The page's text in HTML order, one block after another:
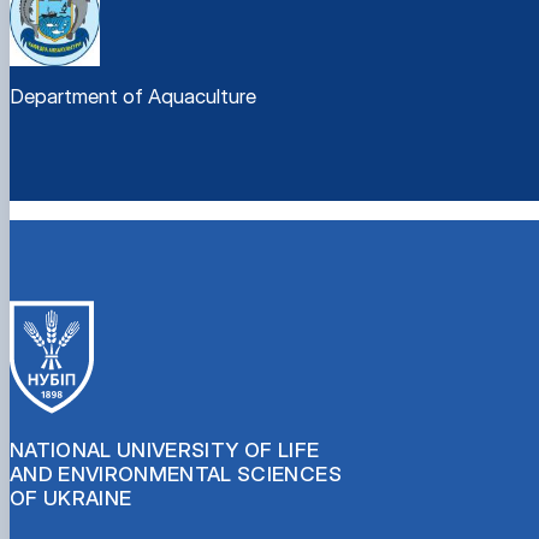
Department of Aquaculture
NATIONAL UNIVERSITY OF LIFE
AND ENVIRONMENTAL SCIENCES
OF UKRAINE